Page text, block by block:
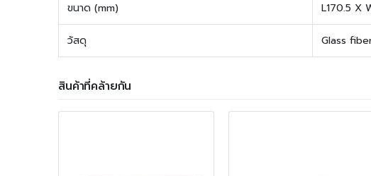
ขนาด (mm) L170.5 X
วัสดุ Glass
สินค้าที่คล้ายกัน